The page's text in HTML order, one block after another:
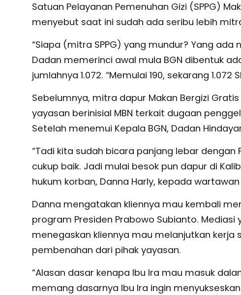
Satuan Pelayanan Pemenuhan Gizi (SPPG)
menyebut saat ini sudah ada seribu lebih mitra
“Siapa (mitra SPPG) yang mundur? Yang
Dadan memerinci awal mula BGN dibentuk
jumlahnya 1.072. “Memulai 190, sekarang 1.072
Sebelumnya, mitra dapur Makan Bergizi
yayasan berinisial MBN terkait dugaan
Setelah menemui Kepala BGN, Dadan
“Tadi kita sudah bicara panjang lebar
cukup baik. Jadi mulai besok pun dapur di
hukum korban, Danna Harly, kepada
Danna mengatakan kliennya mau kembali
program Presiden Prabowo Subianto.
menegaskan kliennya mau melanjutkan
pembenahan dari pihak yayasan.
“Alasan dasar kenapa Ibu Ira mau masuk
memang dasarnya Ibu Ira ingin